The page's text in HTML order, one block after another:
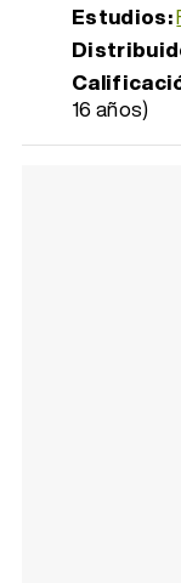
Estudios:
16 años)